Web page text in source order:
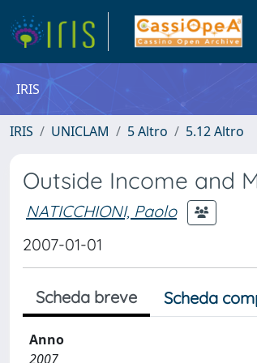
IRIS
IRIS UNICLAM 5 Altro 5.12 Altro
Outside Income and
NATICCHIONI, Paolo
2007-01-01
Scheda breve Scheda
Anno
2007